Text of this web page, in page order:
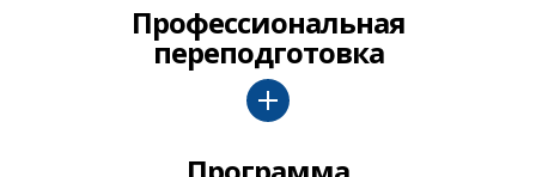
Профессиональная
переподготовка